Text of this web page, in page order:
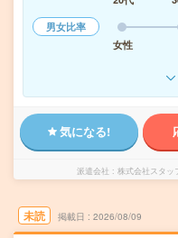
男女比率
女性
気になる!
派遣会社 株式会社スタッ
未読 掲載日 2026/08/09